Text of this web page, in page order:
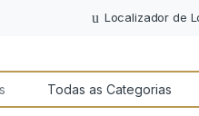
Localizador de